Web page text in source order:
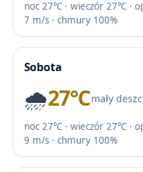
noc 27℃ · wieczór 27℃ ·
7 m/s · chmury 100%
Sobota
🌧️27℃mały
noc 27℃ · wieczór 27℃ ·
9 m/s · chmury 100%